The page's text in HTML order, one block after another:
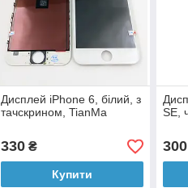
Дисплей iPhone 6, білий, з
тачскрином, TianMa
330₴
Купити
SE,
300